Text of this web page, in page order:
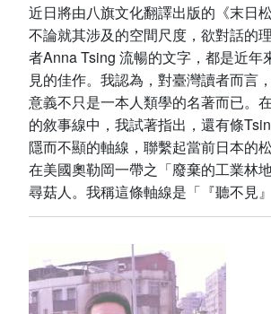
近日將由八旗文化翻譯出版的《末日
不論就其涉及的空間尺度，欲對話的
者Anna Tsing 流暢的文字，都是近年
見的佳作。我認為，對臺灣讀者而言
意義不只是一本人類學的名著而已。
的敘事線中，我試著指出，還有條
隱而不顯的軸線，聯繫起當前日本的
在美國奧勒岡一帶之「廢棄的工業林
尋菇人。我稱這條軸線是「『聽不見』